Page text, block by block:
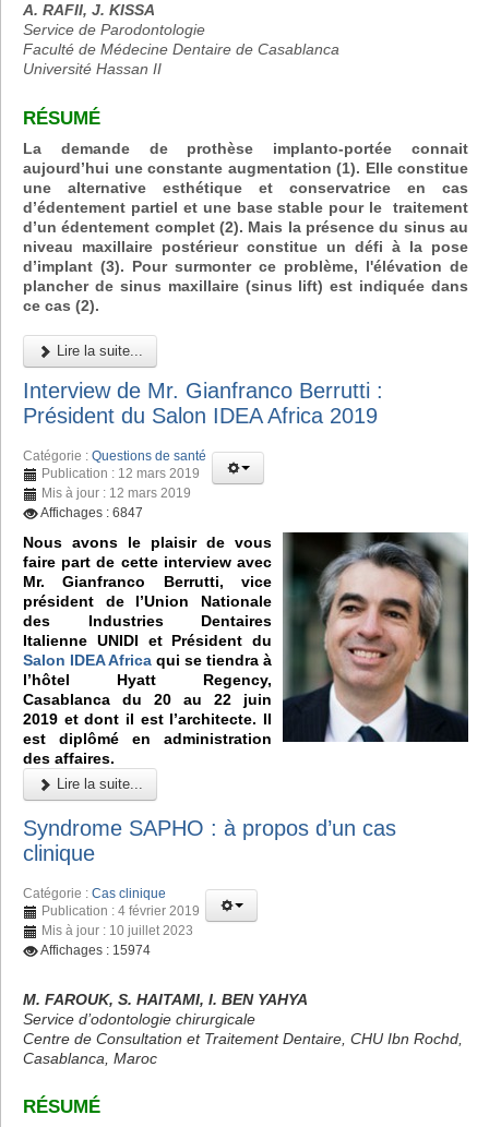
A. RAFII, J. KISSA
Service de Parodontologie
Faculté de Médecine Dentaire de Casablanca
Université Hassan II
RÉSUMÉ
La demande de prothèse implanto-portée connait
aujourd’hui une constante augmentation (1). Elle constitue
une alternative esthétique et conservatrice en cas
d’édentement partiel et une base stable pour le traitement
d’un édentement complet (2). Mais la présence du sinus au
niveau maxillaire postérieur constitue un défi à la pose
d’implant (3). Pour surmonter ce problème, l'élévation de
plancher de sinus maxillaire (sinus lift) est indiquée dans
ce cas (2).
Lire la suite...
Interview de Mr. Gianfranco Berrutti :
Président du Salon IDEA Africa 2019
Catégorie : Questions de santé
Publication : 12 mars 2019
Mis à jour : 12 mars 2019
Affichages : 6847
Nous avons le plaisir de vous
faire part de cette interview avec
Mr. Gianfranco Berrutti, vice
président de l’Union Nationale
des Industries Dentaires
Italienne UNIDI et Président du
Salon IDEA Africa qui se tiendra à
l’hôtel Hyatt Regency,
Casablanca du 20 au 22 juin
2019 et dont il est l’architecte. Il
est diplômé en administration
des affaires.
Lire la suite...
Syndrome SAPHO : à propos d’un cas
clinique
Catégorie : Cas clinique
Publication : 4 février 2019
Mis à jour : 10 juillet 2023
Affichages : 15974
M. FAROUK, S. HAITAMI, I. BEN YAHYA
Service d’odontologie chirurgicale
Centre de Consultation et Traitement Dentaire, CHU Ibn Rochd,
Casablanca, Maroc
RÉSUMÉ